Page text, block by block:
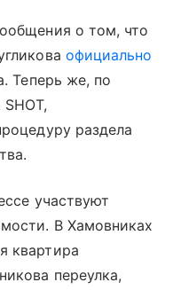
о том, что
официально
Теперь же, по
раздела
участвуют
В Хамовниках
квартира
переулка,